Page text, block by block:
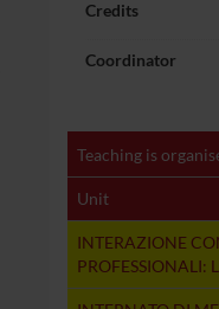
Credits
Coordinator
Teaching is
Unit
INTERAZIONE
PROFESSIONALI: